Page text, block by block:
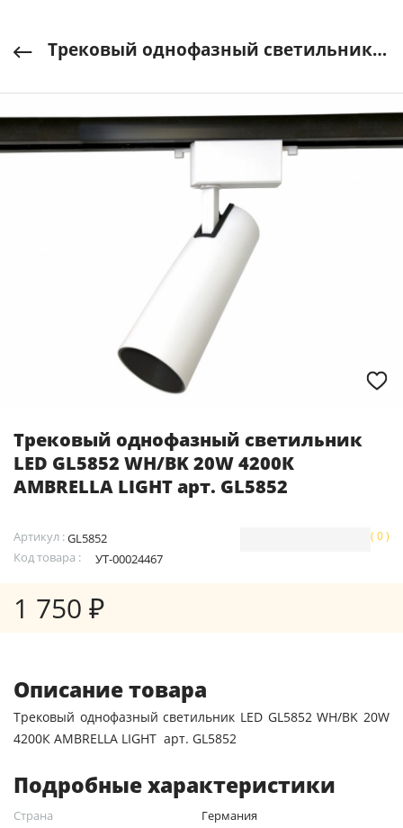
Трековый однофазный светильник LED GL5852 WH/BK 20W 4200К AMBRELLA LIGHT арт. GL5852
Трековый однофазный светильник
LED GL5852 WH/BK 20W 4200К
AMBRELLA LIGHT арт. GL5852
Артикул :GL5852
Код товара :
УТ-00024467
( 0 )
1 750 ₽
Описание товара
Трековый однофазный светильник LED GL5852 WH/BK 20W
4200К AMBRELLA LIGHT арт. GL5852
Подробные характеристики
Страна
Германия